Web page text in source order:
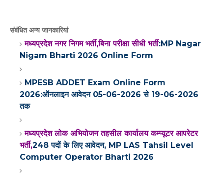
संबंधित अन्य जानकारियां
मध्यप्रदेश नगर निगम भर्ती,बिना परीक्षा सीधी भर्ती:MP Nagar
Nigam Bharti 2026 Online Form
MPESB ADDET Exam Online Form
2026:ऑनलाइन आवेदन 05-06-2026 से 19-06-2026
तक
मध्यप्रदेश लोक अभियोजन तहसील कार्यालय कम्प्यूटर आपरेटर
भर्ती,248 पदों के लिए आवेदन, MP LAS Tahsil Level
Computer Operator Bharti 2026